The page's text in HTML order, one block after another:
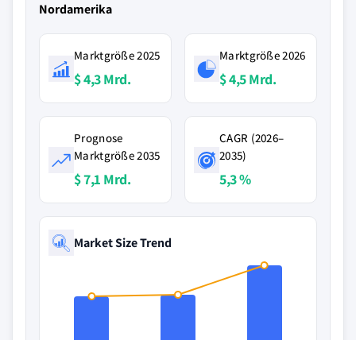
Nordamerika
Marktgröße 2025
$ 4,3 Mrd.
Marktgröße 2026
$ 4,5 Mrd.
Prognose
Marktgröße 2035
$ 7,1 Mrd.
CAGR (2026–
2035)
5,3 %
Market Size Trend